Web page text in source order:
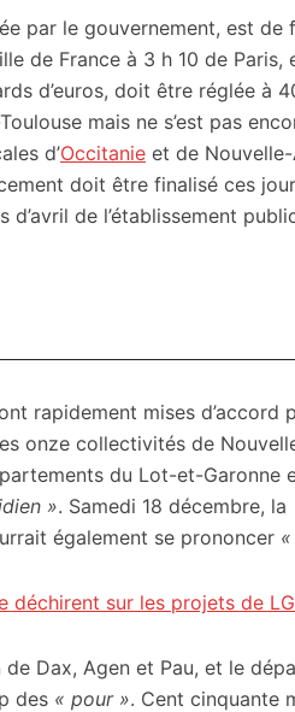
par le gouvernement, est de
de France à 3 h 10 de Paris,
d’euros, doit être réglée à
mais ne s’est pas
d’Occitanie et de
doit être finalisé ces
de l’établissement
rapidement mises d’accord
onze collectivités de
du Lot-et-Garonne
». Samedi 18 décembre, la
également se prononcer
déchirent sur les projets de
Dax, Agen et Pau, et le
des « pour ». Cent cinquante